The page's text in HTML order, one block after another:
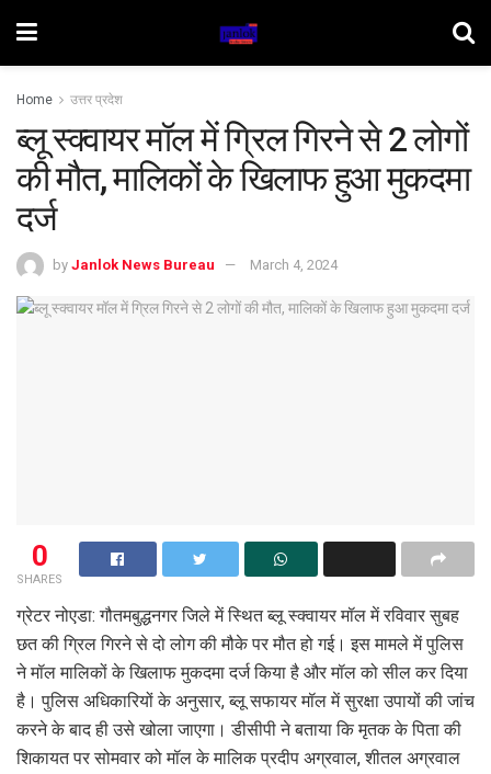
Home उत्तर प्रदेश
ब्लू स्क्वायर मॉल में ग्रिल गिरने से 2 लोगों
की मौत, मालिकों के खिलाफ हुआ मुकदमा
दर्ज
by Janlok News Bureau March 4, 2024
0
SHARES
ग्रेटर नोएडा: गौतमबुद्धनगर जिले में स्थित ब्लू स्क्वायर मॉल में रविवार सुबह
छत की ग्रिल गिरने से दो लोग की मौके पर मौत हो गई। इस मामले में पुलिस
ने मॉल मालिकों के खिलाफ मुकदमा दर्ज किया है और मॉल को सील कर दिया
है। पुलिस अधिकारियों के अनुसार, ब्लू सफायर मॉल में सुरक्षा उपायों की जांच
करने के बाद ही उसे खोला जाएगा। डीसीपी ने बताया कि मृतक के पिता की
शिकायत पर सोमवार को मॉल के मालिक प्रदीप अग्रवाल, शीतल अग्रवाल